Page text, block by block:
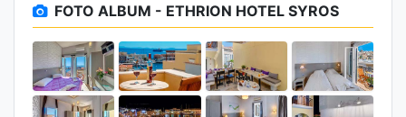
FOTO ALBUM - ETHRION HOTEL SYROS